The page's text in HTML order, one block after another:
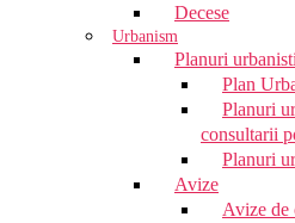
Decese
Urbanism
Planuri
Plan
Planuri
consultarii
Planuri
Avize
Avize de